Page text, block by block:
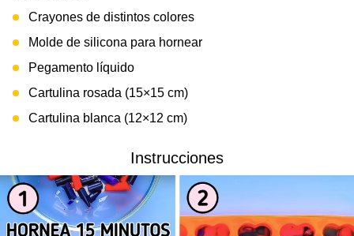
Crayones de distintos colores
Molde de silicona para hornear
Pegamento líquido
Cartulina rosada (15×15 cm)
Cartulina blanca (12×12 cm)
Instrucciones